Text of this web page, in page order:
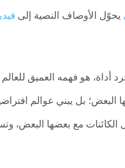
يحوّل الأوصاف النصية إلى
أداة، هو فهمه العميق للعالم
بل يبني عوالم
مع بعضها البعض،